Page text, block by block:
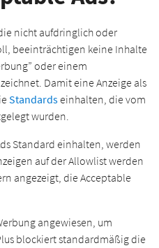
nicht aufdringlich oder
beeinträchtigen keine Inhalte
oder einem
Damit eine Anzeige als
Standardseinhalten, die vom
wurden.
Standard einhalten, werden
auf der Allowlist werden
angezeigt, die Acceptable
angewiesen, um
blockiert standardmäßig die